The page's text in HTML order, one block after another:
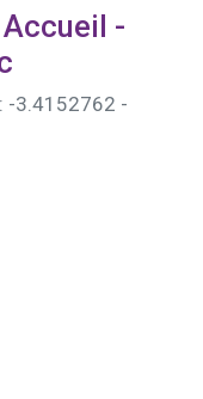
-
-3.4152762 -